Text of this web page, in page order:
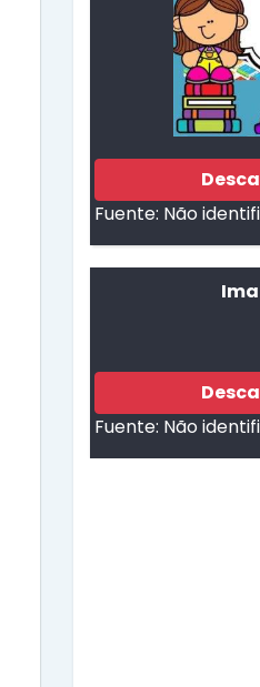
Fuente: Não
Fuente: Não